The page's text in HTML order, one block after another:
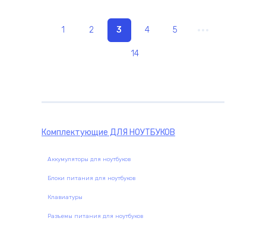
1 2 3 4 5
14
Комплектующие ДЛЯ НОУТБУКОВ
Аккумуляторы для ноутбуков
Блоки питания для ноутбуков
Клавиатуры
Разъемы питания для ноутбуков